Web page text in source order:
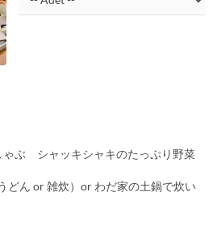
ゃぶ シャッキシャキのたっぷり野菜
どん or 雑炊）or わだ家の土鍋で炊い